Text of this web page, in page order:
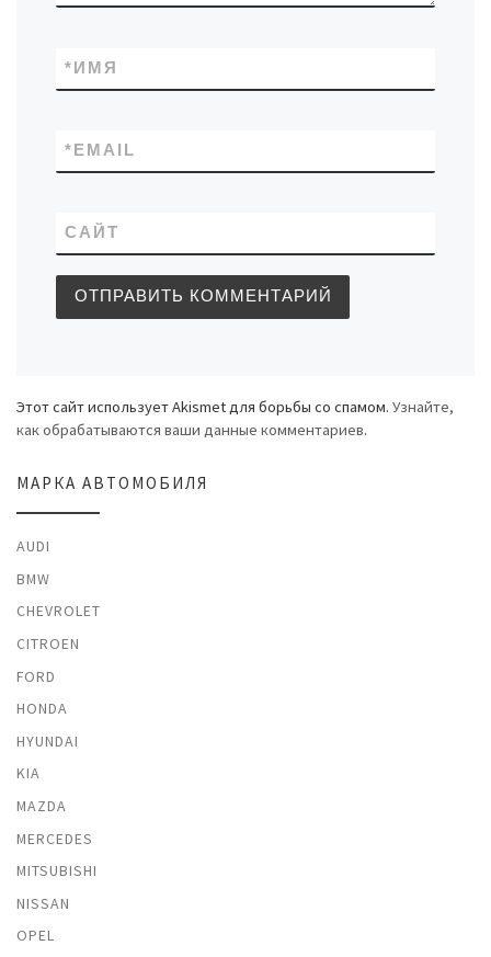
ИМЯ
*
EMAIL
*
САЙТ
Этот сайт использует Akismet для борьбы со спамом. Узнайте,
как обрабатываются ваши данные комментариев.
МАРКА АВТОМОБИЛЯ
AUDI
BMW
CHEVROLET
CITROEN
FORD
HONDA
HYUNDAI
KIA
MAZDA
MERCEDES
MITSUBISHI
NISSAN
OPEL